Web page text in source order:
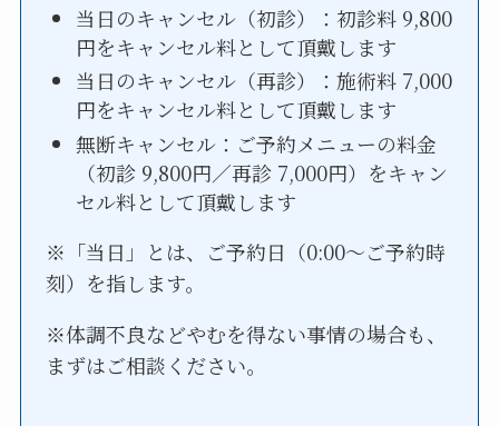
当日のキャンセル（初診）：初診料 9,800
円をキャンセル料として頂戴します
当日のキャンセル（再診）：施術料 7,000
円をキャンセル料として頂戴します
無断キャンセル：ご予約メニューの料金
（初診 9,800円／再診 7,000円）をキャン
セル料として頂戴します
※「当日」とは、ご予約日（0:00〜ご予約時
刻）を指します。
※体調不良などやむを得ない事情の場合も、
まずはご相談ください。